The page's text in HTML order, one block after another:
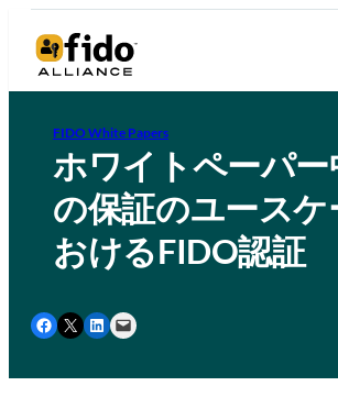
FIDO White Papers
ホワイトペーパー
の保証のユースケ
おけるFIDO認証
Share on Facebook
Share on X Share on LinkedIn
Email this Page